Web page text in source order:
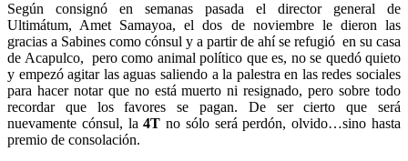
Según consignó en semanas pasada el director general de
Ultimátum, Amet Samayoa, el dos de noviembre le dieron las
gracias a Sabines como cónsul y a partir de ahí se refugió en su casa
de Acapulco, pero como animal político que es, no se quedó quieto
y empezó agitar las aguas saliendo a la palestra en las redes sociales
para hacer notar que no está muerto ni resignado, pero sobre todo
recordar que los favores se pagan. De ser cierto que será
nuevamente cónsul, la4Tno sólo será perdón, olvido…sino hasta
premio de consolación.